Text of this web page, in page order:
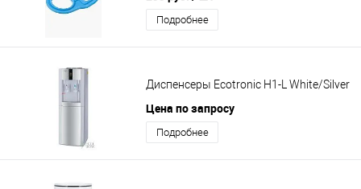
Подробнее
Диспенсеры Ecotronic H1-L White/Silver
Цена по запросу
Подробнее